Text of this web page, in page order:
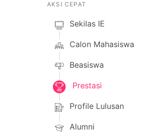
AKSI CEPAT
Sekilas IE
Calon Mahasiswa
Beasiswa
Prestasi
Profile Lulusan
Alumni